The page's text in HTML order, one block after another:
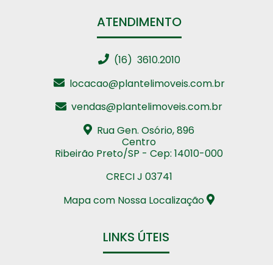
ATENDIMENTO
(16) 3610.2010
locacao@plantelimoveis.com.br
vendas@plantelimoveis.com.br
Rua Gen. Osório, 896
Centro
Ribeirão Preto/SP - Cep: 14010-000
CRECI J 03741
Mapa com Nossa Localização
LINKS ÚTEIS